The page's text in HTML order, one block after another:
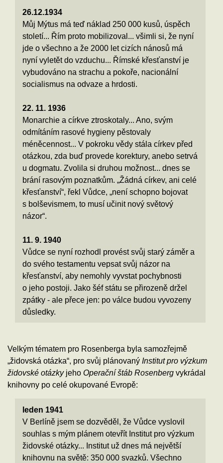
26.12.1934
Můj Mýtus má teď náklad 250 000 kusů, úspěch
století... Řím proto mobilizoval... všimli si, že nyní
jde o všechno a že 2000 let cizích nánosů má
nyní vyletět do vzduchu... Římské křesťanství je
vybudováno na strachu a pokoře, nacionální
socialismus na odvaze a hrdosti.
22. 11. 1936
Monarchie a církve ztroskotaly... Ano, svým
odmítáním rasové hygieny pěstovaly
méněcennost... V pokroku vědy stála církev před
otázkou, zda buď provede korektury, anebo setrvá
u dogmatu. Zvolila si druhou možnost... dnes se
brání rasovým poznatkům. „Žádná církev, ani celé
křesťanství“, řekl Vůdce, „není schopno bojovat
s bolševismem, to musí učinit nový světový
názor“.
11. 9. 1940
Vůdce se nyní rozhodl provést svůj starý záměr a
do svého testamentu vepsat svůj názor na
křesťanství, aby nemohly vyvstat pochybnosti
o jeho postoji. Jako šéf státu se přirozeně držel
zpátky - ale přece jen: po válce budou vyvozeny
důsledky.
Velkým tématem pro Rosenberga byla samozřejmě
„židovská otázka“, pro svůj plánovaný Institut pro výzkum
židovské otázkyjeho Operační štáb Rosenberg vykrádal
knihovny po celé okupované Evropě:
leden 1941
V Berlíně jsem se dozvěděl, že Vůdce vyslovil
souhlas s mým plánem otevřít Institut pro výzkum
židovské otázky... Institut už dnes má největší
knihovnu na světě: 350 000 svazků. Všechno